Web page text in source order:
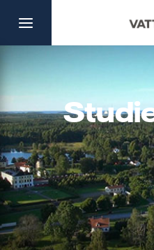
content